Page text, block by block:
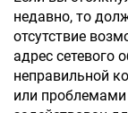
недавно, то
отсутствие
адрес сетевого
неправильной
или проблемами